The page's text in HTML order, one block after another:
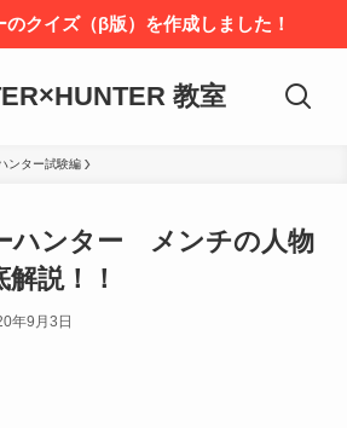
クイズ（β版）を作成しました！
教室
ンター試験編
ハンター メンチの人物
説！！
年9月3日